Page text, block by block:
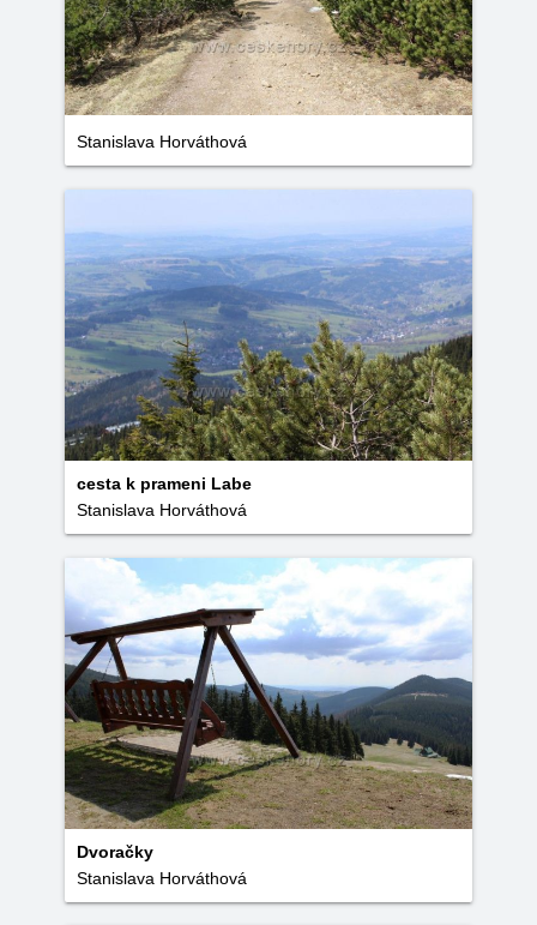
Stanislava Horváthová
cesta k prameni Labe
Stanislava Horváthová
Dvoračky
Stanislava Horváthová